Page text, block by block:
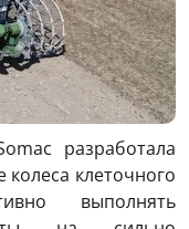
разработала
клеточного
выполнять